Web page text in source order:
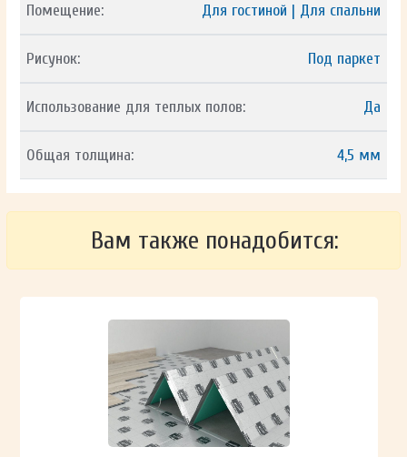
Помещение: Для гостиной | Для спальни
Рисунок: Под паркет
Использование для теплых полов: Да
Общая толщина: 4,5 мм
Вам также понадобится: